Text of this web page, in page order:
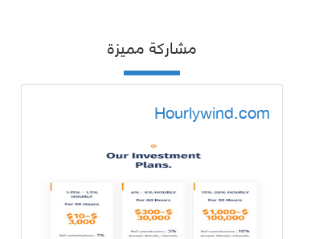
مشاركة مميزة
Hourlywind.com